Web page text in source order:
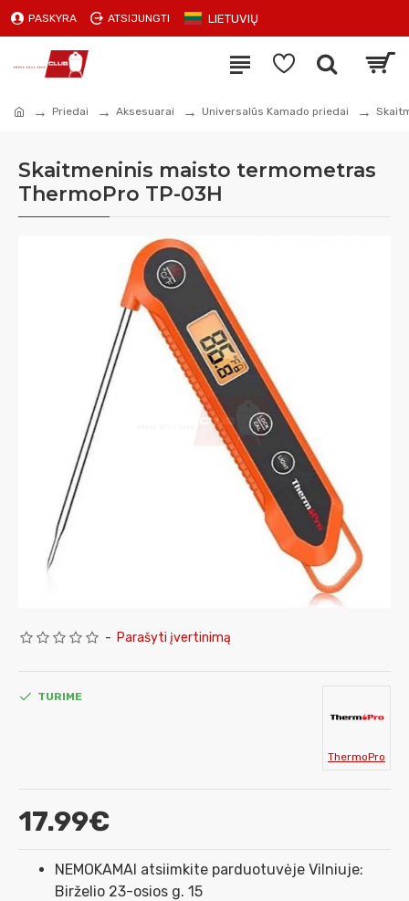
PASKYRA ATSIJUNGTI LIETUVIŲ
Priedai Aksesuarai Universalūs Kamado priedai
Skaitmeninis maisto termometras
ThermoPro TP-03H
- Parašyti įvertinimą
17.99€
TURIME
ThermoPro
NEMOKAMAI atsiimkite parduotuvėje Vilniuje:
Birželio 23-osios g. 15